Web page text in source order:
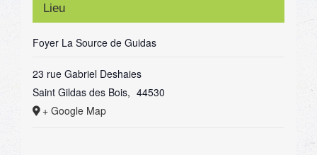
Lieu
Foyer La Source de Guidas
23 rue Gabriel Deshaies
Saint Gildas des Bois, 44530
+ Google Map